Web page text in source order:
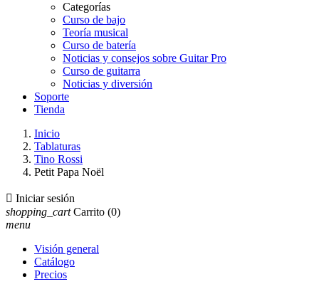
Categorías
Curso de bajo
Teoría musical
Curso de batería
Noticias y consejos sobre Guitar Pro
Curso de guitarra
Noticias y diversión
Soporte
Tienda
Inicio
Tablaturas
Tino Rossi
Petit Papa Noël
 Iniciar sesión
shopping_cart Carrito (0)
menu
Visión general
Catálogo
Precios